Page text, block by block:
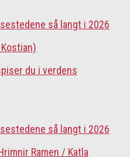
så langt i 2026
du i verdens
så langt i 2026